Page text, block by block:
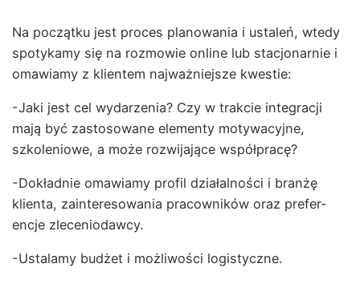
Na początku jest pro­ces planowa­nia i ustaleń, wtedy
spo­tykamy się na roz­mowie online lub stacjonarnie i
omaw­iamy z klien­tem najważniejsze kwest­ie:
-Jaki jest cel wydarzenia? Czy w trak­cie inte­gracji
mają być zas­tosowane ele­men­ty motywa­cyjne,
szkole­niowe, a może rozwi­ja­jące współpracę?
-Dokład­nie omaw­iamy pro­fil dzi­ałal­noś­ci i branżę
klien­ta, zain­tere­sowa­nia pra­cown­ików oraz pref­er­
enc­je zlece­nio­daw­cy.
-Usta­lamy budżet i możli­woś­ci logisty­czne.